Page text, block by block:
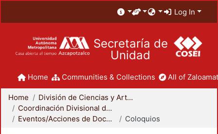
Log In
Secretaría de
Unidad
Home Communities & Collections All of
Home
División de Ciencias y Artes para el Diseño
Coordinación Divisional de Docencia
Eventos/Acciones de Docencia
Coloquios